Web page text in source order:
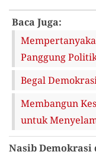
Baca Juga:
Panggung
Begal
Membangun
untuk
Nasib Demokrasi